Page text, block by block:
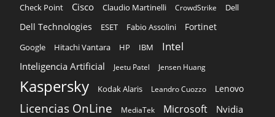
Check Point
Cisco Claudio Martinelli CrowdStrike Dell
Dell Technologies ESET Fabio Assolini Fortinet
Google Hitachi Vantara HP IBM Intel
Inteligencia Artificial Jeetu Patel Jensen Huang
Kaspersky Kodak Alaris Leandro Cuozzo Lenovo
Licencias OnLine MediaTek Microsoft Nvidia